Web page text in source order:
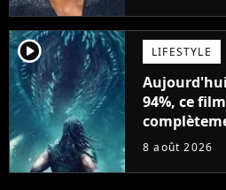
player2 LIFESTYLE
94%, ce
science-
8 août 2026